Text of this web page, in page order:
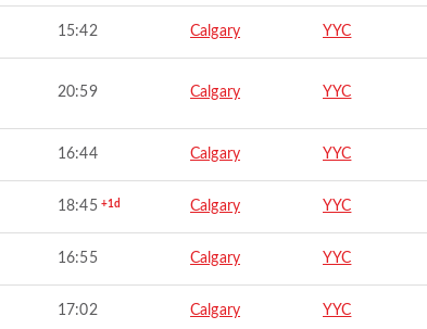
15:42 Calgary YYC
20:59 Calgary YYC
16:44 Calgary YYC
18:45 +1d Calgary YYC
16:55 Calgary YYC
17:02 Calgary YYC